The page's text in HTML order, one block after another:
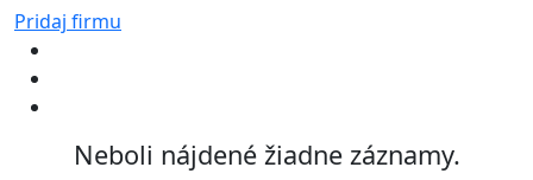
Pridaj firmu
Neboli nájdené žiadne záznamy.